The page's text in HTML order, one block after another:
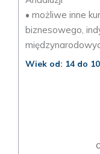
• możliwe inne
biznesowego,
Wiek od: 14 do